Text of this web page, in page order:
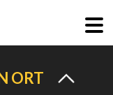
ORT